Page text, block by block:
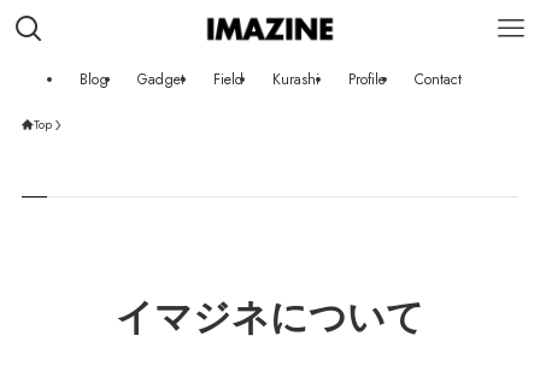
Blog Gadget Field Kurashi Profile Contact
Top
イマジネについて